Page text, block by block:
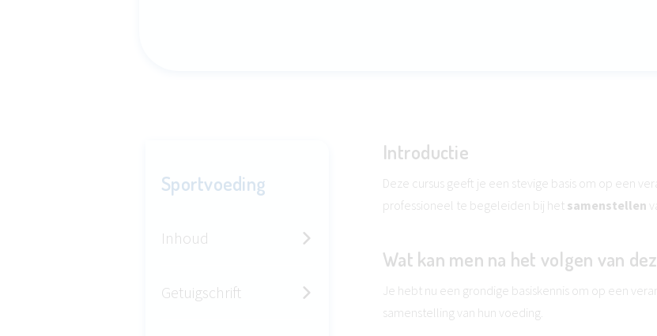
Sportvoeding
Inhoud
Getuigschrift
Introductie
Deze cursus geeft je een stevige basis om op een
professioneel te begeleiden bij het samenstellen
Wat kan men na het volgen van
Je hebt nu een grondige basiskennis om op een
samenstelling van hun voeding.